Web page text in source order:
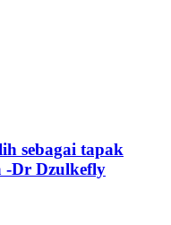
sebagai tapak
Dr Dzulkefly